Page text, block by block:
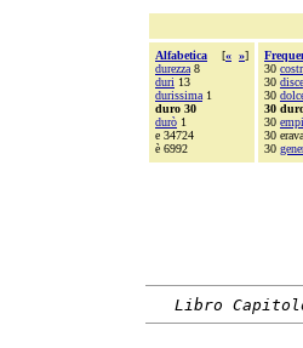
Alfabetica [« »]
durezza 8
duri 13
durissima 1
duro 30
durò 1
e 34724
è 6992
30
30
30
30
30
30
30
Libro